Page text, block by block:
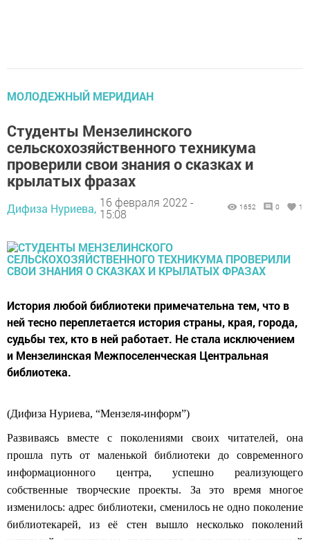
МОЛОДЕЖНЫЙ МЕРИДИАН
Студенты Мензелинского
сельскохозяйственного техникума
проверили свои знания о сказках и
крылатых фразах
Дифиза Нуриева, 16 февраля 2022 -
15:08
1652 0 1
История любой библиотеки примечательна тем, что в
ней тесно переплетается история страны, края, города,
судьбы тех, кто в ней работает. Не стала исключением
и Мензелинская Межпоселенческая Центральная
библиотека.
(Дифиза Нуриева, “Мензеля-информ”)
Развиваясь вместе с поколениями своих читателей, она
прошла путь от маленькой библиотеки до современного
информационного центра, успешно реализующего
собственные творческие проекты. За это время многое
изменилось: адрес библиотеки, сменилось не одно поколение
библиотекарей, из её стен вышло несколько поколений